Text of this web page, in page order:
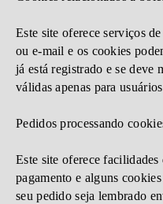
Este site oferece serviços
ou e-mail e os cookies
já está registrado e se deve
válidas apenas para
Pedidos processando
Este site oferece
pagamento e alguns
seu pedido seja lembrado